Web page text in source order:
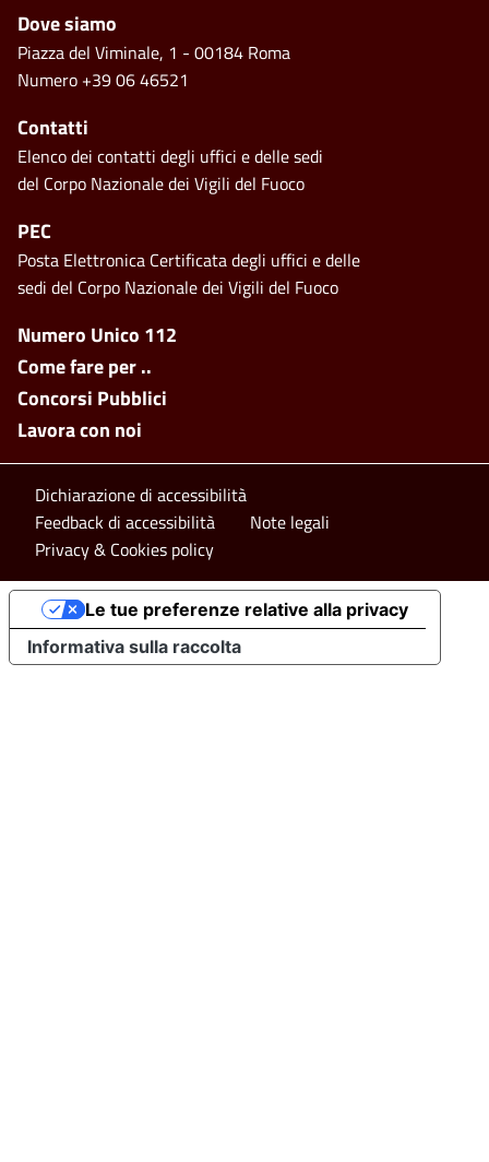
Footer side menu
Numero Unico 112
Come fare per ..
Concorsi Pubblici
Lavora con noi
Piè di pagina
Dove siamo
Piazza del Viminale, 1 - 00184 Roma
Numero +39 06 46521
Contatti
Elenco dei contatti degli uffici e delle sedi
del Corpo Nazionale dei Vigili del Fuoco
PEC
Posta Elettronica Certificata degli uffici e delle
sedi del Corpo Nazionale dei Vigili del Fuoco
Footer bottom
Dichiarazione di accessibilità
Feedback di accessibilità
Note legali
Privacy & Cookies policy
Informativa sulla raccolta
Le tue preferenze relative alla privacy